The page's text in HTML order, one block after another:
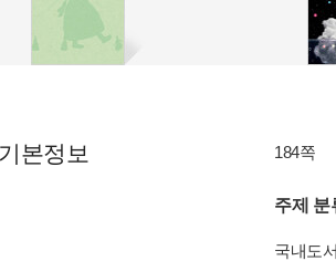
기본정보 184쪽
주제 분
국내도